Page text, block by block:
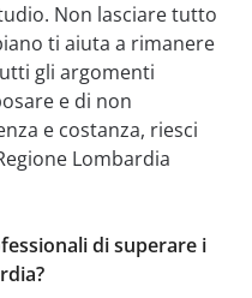
Non lasciare tutto
ti aiuta a rimanere
gli argomenti
e di non
e costanza, riesci
Lombardia
di superare i